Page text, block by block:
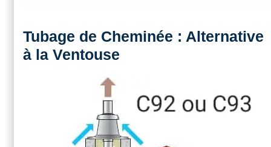
Tubage de Cheminée : Alternative
à la Ventouse